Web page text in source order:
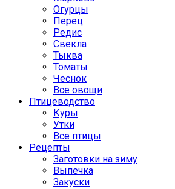
Огурцы
Перец
Редис
Свекла
Тыква
Томаты
Чеснок
Все овощи
Птицеводство
Куры
Утки
Все птицы
Рецепты
Заготовки на зиму
Выпечка
Закуски